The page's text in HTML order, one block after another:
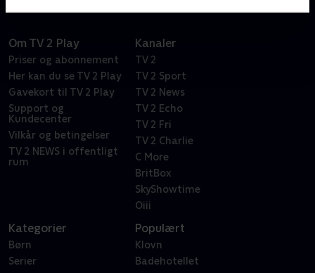
Om TV 2 Play
Priser og abonnement
Her kan du se TV 2 Play
Gavekort til TV 2 Play
Support og
Kundecenter
Vilkår og betingelser
TV 2 NEWS i offentligt
rum
Kanaler
TV 2
TV 2 Sport
TV 2 News
TV 2 Echo
TV 2 Fri
TV 2 Charlie
C More
BritBox
SkyShowtime
Oiii
Kategorier
Børn
Serier
Populært
Klovn
Badehotellet